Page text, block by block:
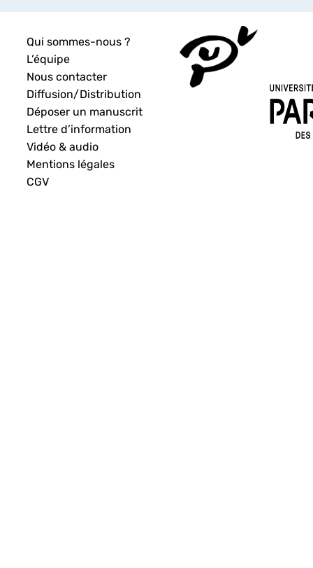
Qui sommes-nous ?
L’équipe
Nous contacter
Diffusion/Distribution
Déposer un manuscrit
Lettre d’information
Vidéo & audio
Mentions légales
CGV